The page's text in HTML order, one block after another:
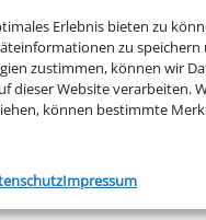
Erlebnis bieten zu
zu
zustimmen, können wir
dieser Website verarbeiten.
können bestimmte
Impressum